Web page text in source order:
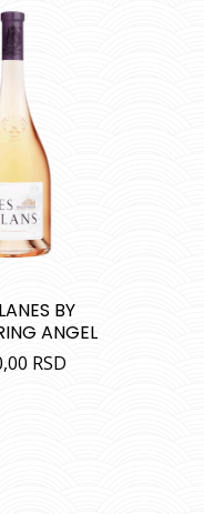
BY
ANGEL
RSD